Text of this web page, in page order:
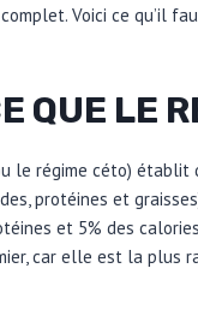
Voici ce qu’il
QUE LE
le régime céto)
protéines et
et 5% des
car elle est la plus